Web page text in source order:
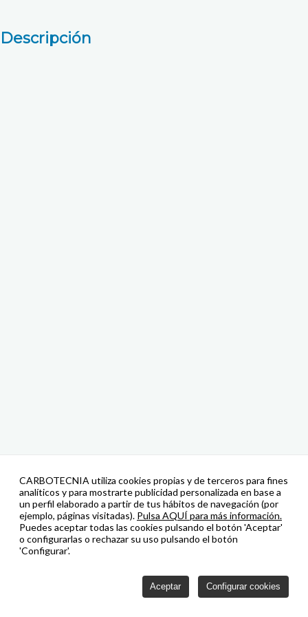
Descripción
CARBOTECNIA utiliza cookies propias y de terceros para fines
analíticos y para mostrarte publicidad personalizada en base a
un perfil elaborado a partir de tus hábitos de navegación (por
ejemplo, páginas visitadas). Pulsa AQUÍ para más información.
Puedes aceptar todas las cookies pulsando el botón 'Aceptar'
o configurarlas o rechazar su uso pulsando el botón
'Configurar'.
Aceptar Configurar cookies